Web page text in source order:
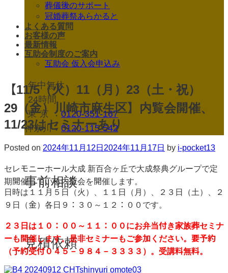
年中無休
24時間
東京 ：0120-351-167
神奈川： 0120-115-542
事前相談
見積依頼
葬儀後のサポート
冠婚葬祭あらかると
よくある質問
お客様の声
最新情報
互助会制度のご案内
互助会 仮入会申込み
【11/5（火）11（月）23（土・祝）
29（金）川崎市麻生区】内覧会開催、
11/23はセミナーあり
Posted on 2024年11月12日 2024年11月17日 by i-pocket13
セレモニーホール大成 新百合ヶ丘で大成祭典グループで定
期開催している内覧会を開催します。
日時は１１月５日（火）、１１日（月）、２３日（土）、２
９日（金）各日９：３０～１２：００です。
２３日は１０：００～１１：００にお弁当付き家族葬セミナ
ーも開催します。是非セミナーもご参加ください。要予約
（予約受付０４５－９８４－３３３３）。受講料無料。